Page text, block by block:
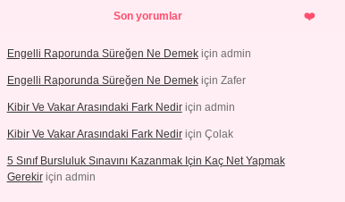
Son yorumlar
Engelli Raporunda Süreğen Ne Demekiçin admin
Engelli Raporunda Süreğen Ne Demekiçin Zafer
Kibir Ve Vakar Arasındaki Fark Nediriçin admin
Kibir Ve Vakar Arasındaki Fark Nediriçin Çolak
5 Sınıf Bursluluk Sınavını Kazanmak Için Kaç Net Yapmak
Gerekiriçin admin